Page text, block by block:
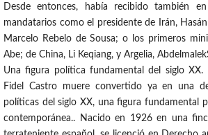
Desde entonces, había recibido también
mandatarios como el presidente de Irán,
Marcelo Rebelo de Sousa; o los primeros
Abe; de China, Li Keqiang, y Argelia,
Una figura política fundamental del siglo XX.
Fidel Castro muere convertido ya en una
políticas del siglo XX, una figura fundamental
contemporánea.. Nacido en 1926 en una